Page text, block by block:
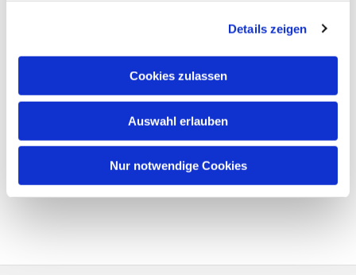
Details zeigen
Cookies zulassen
Auswahl erlauben
Nur notwendige Cookies